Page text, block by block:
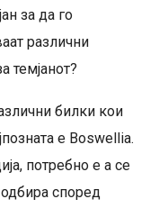
за да го
различни
темјанот?
билки кои
е Boswellia.
потребно е а се
според